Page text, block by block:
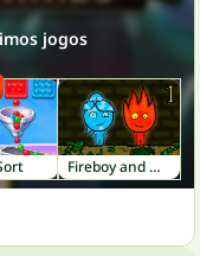
jogos
Fireboy and Watergirl 1: Forest Temple